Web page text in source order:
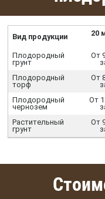
Вид продукции
20
Плодородный
грунт
От
Плодородный
торф
От
Плодородный
чернозем
От
Растительный
грунт
От